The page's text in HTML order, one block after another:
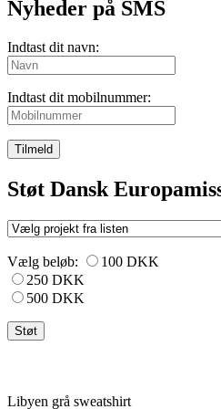
Nyheder på SMS
Indtast dit navn:
Indtast dit mobilnummer:
Tilmeld
Støt Dansk
Vælg beløb:
100 DKK
250 DKK
500 DKK
Libyen grå sweatshirt